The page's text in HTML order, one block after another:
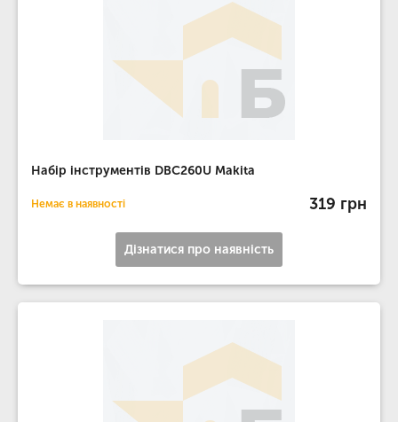
Набір інструментів DBC260U Makita
Немає в наявності 319 грн
Дізнатися про наявність